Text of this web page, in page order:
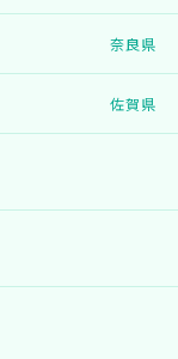
奈良県
佐賀県